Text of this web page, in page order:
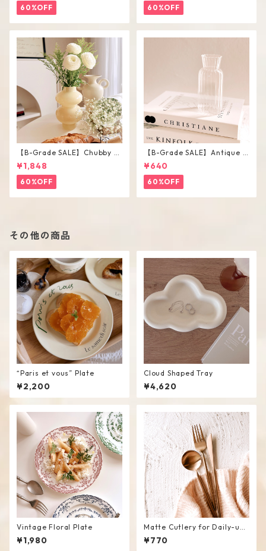
60%OFF 60%OFF
【B-Grade SALE】Chubby V
ase / M
¥1,848
60%OFF
【B-Grade SALE】Antique F
lower Vase #C
¥640
60%OFF
その他の商品
“Paris et vous” Plate
¥2,200
Cloud Shaped Tray
¥4,620
Vintage Floral Plate
¥1,980
Matte Cutlery for Daily-use
#RoseGold
¥770